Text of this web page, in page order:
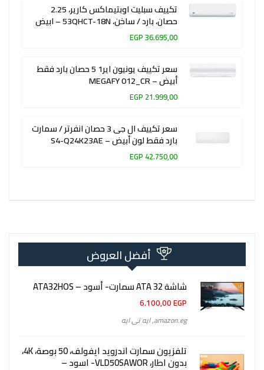
تكييف سبليت اوبتيماكس كارير، 2.25
حصان، بارد / ساخن، 53QHCT-18N – ابيض
36.695,00 EGP
سعر تكييف يونيون اير1 5 حصان بارد فقط
أبيض – MEGAFY 012_CR
21.999,00 EGP
سعر تكييف ال جى 3 حصان انفرتر / سمارت
بارد فقط لون أبيض – S4-Q24K23AE
42.750,00 EGP
أفضل العروض
شاشة 32 ATA سمارت- أسود – ATA32HOS
6.100,00EGP
amazon.eg
,ايه تى ايه
تلفزيون سمارت اندرويد ايفولف، 50 بوصة، 4K،
بدون اطار، VLD50SAWOR- اسود –